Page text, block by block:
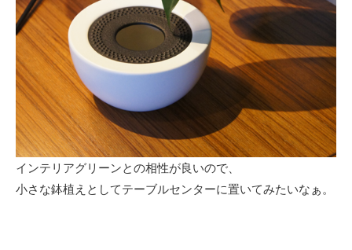
インテリアグリーンとの相性が良いので、
小さな鉢植えとしてテーブルセンターに置いてみたいなぁ。